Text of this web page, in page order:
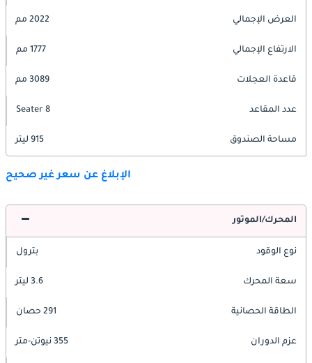
العرض الإجمالي 2022 مم
الارتفاع الإجمالي 1777 مم
قاعدة العجلات 3089 مم
عدد المقاعد 8 Seater
مساحة الصندوق 915 ليتر
الإبلاغ عن سعر غير صحيح
المحرك/الموتور
نوع الوقود بترول
سعة المحرك 3.6 ليتر
الطاقة الحصانية 291 حصان
عزم الدوران 355 نيوتن-متر